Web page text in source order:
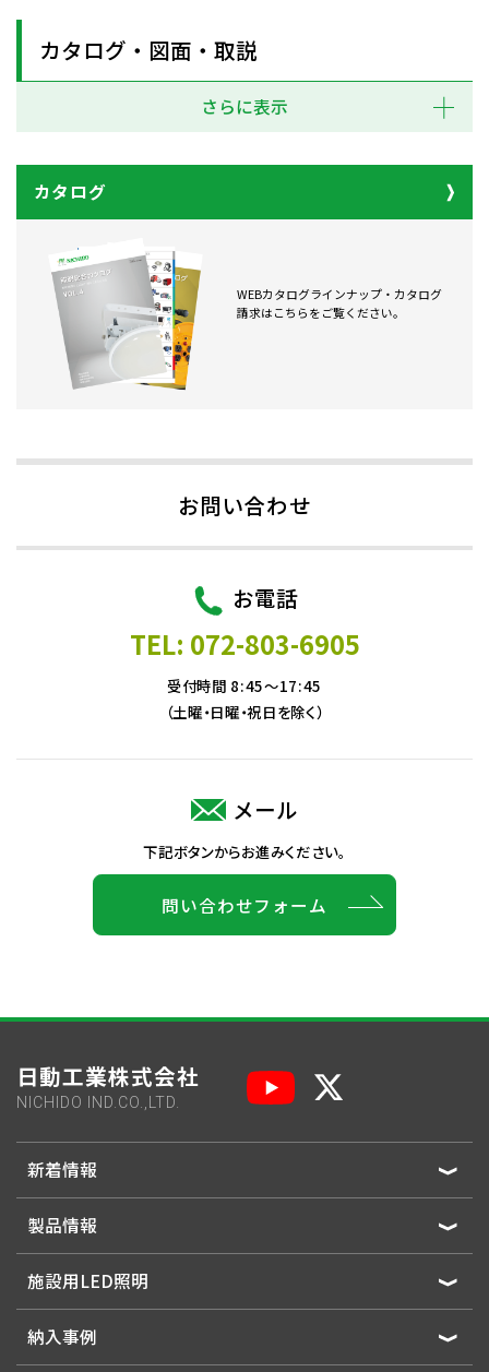
カタログ・図面・取説
さらに表示
カタログ
WEBカタログラインナップ・カタログ
請求はこちらをご覧ください。
お問い合わせ
お電話
TEL: 072-803-6905
受付時間 8:45～17:45
（土曜・日曜・祝日を除く）
メール
下記ボタンからお進みください。
問い合わせフォーム
日動工業株式会社
NICHIDO IND.CO.,LTD.
新着情報
製品情報
施設用LED照明
納入事例